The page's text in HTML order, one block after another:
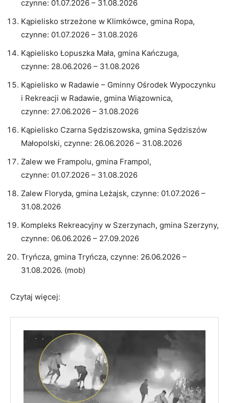
czynne: 01.07.2026 – 31.08.2026
Kąpielisko strzeżone w Klimkówce, gmina Ropa,
czynne: 01.07.2026 – 31.08.2026
Kąpielisko Łopuszka Mała, gmina Kańczuga,
czynne: 28.06.2026 – 31.08.2026
Kąpielisko w Radawie – Gminny Ośrodek Wypoczynku
i Rekreacji w Radawie, gmina Wiązownica,
czynne: 27.06.2026 – 31.08.2026
Kąpielisko Czarna Sędziszowska, gmina Sędziszów
Małopolski, czynne: 26.06.2026 – 31.08.2026
Zalew we Frampolu, gmina Frampol,
czynne: 01.07.2026 – 31.08.2026
Zalew Floryda, gmina Leżajsk, czynne: 01.07.2026 –
31.08.2026
Kompleks Rekreacyjny w Szerzynach, gmina Szerzyny,
czynne: 06.06.2026 – 27.09.2026
Tryńcza, gmina Tryńcza, czynne: 26.06.2026 –
31.08.2026. (mob)
Czytaj więcej: